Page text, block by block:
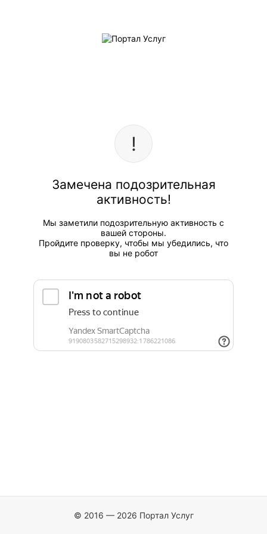
Замечена подозрительная
активность!
Мы заметили подозрительную активность с
вашей стороны.
Пройдите проверку, чтобы мы убедились, что
вы не робот
© 2016 — 2026 Портал Услуг